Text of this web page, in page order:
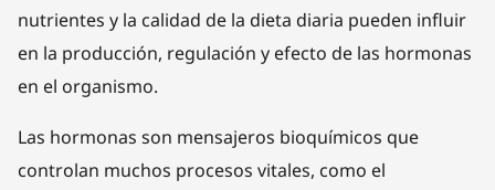
nutrientes y la calidad de la dieta diaria pueden influir
en la producción, regulación y efecto de las hormonas
en el organismo.
Las hormonas son mensajeros bioquímicos que
controlan muchos procesos vitales, como el